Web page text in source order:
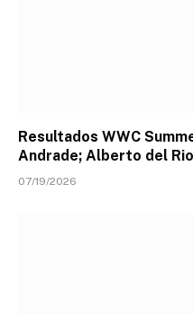
Resultados WWC
Andrade; Alberto del
07/19/2026